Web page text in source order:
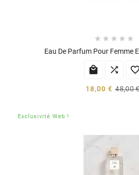
    
Eau De Parfum Pour Femme
 
18,00 € 48,00
Exclusivité Web !